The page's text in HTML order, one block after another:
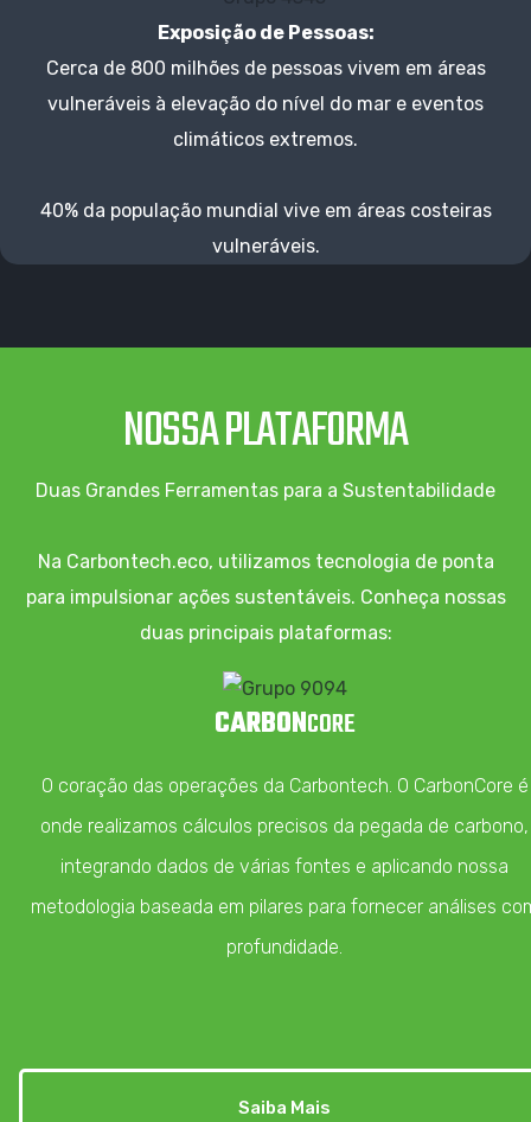
Exposição de Pessoas:
Cerca de 800 milhões de pessoas vivem em áreas
vulneráveis à elevação do nível do mar e eventos
climáticos extremos.
40% da população mundial vive em áreas costeiras
vulneráveis.
NOSSA PLATAFORMA
Duas Grandes Ferramentas para a Sustentabilidade
Na Carbontech.eco, utilizamos tecnologia de ponta
para impulsionar ações sustentáveis. Conheça nossas
duas principais plataformas:
CARBONCORE
O coração das operações da Carbontech. O CarbonCore é
onde realizamos cálculos precisos da pegada de carbono,
integrando dados de várias fontes e aplicando nossa
metodologia baseada em pilares para fornecer análises
profundidade.
Saiba Mais